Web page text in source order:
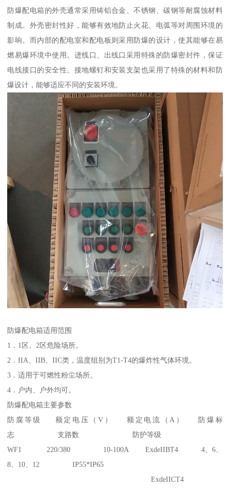
防爆配电箱的外壳通常采用铸铝合金、不锈钢、碳钢等耐腐蚀材料
制成。外壳密封性好，能够有效地防止火花、电弧等对周围环境的
影响。而内部的配电室和配电板则采用防爆的设计，使其能够在易
燃易爆环境中使用。进线口、出线口采用特殊的防爆密封件，保证
电线接口的安全性。接地螺钉和安装支架也采用了特殊的材料和防
爆设计，能够适应不同的安装环境。
防爆配电箱适用范围
1．1区、2区危险场所。
2．IIA、IIB、IIC类，温度组别为T1-T4的爆炸性气体环境。
3．适用于可燃性粉尘场所。
4．户内、户外均可。
防爆配电箱主要参数
防腐等级 额定电压（V） 额定电流（A） 防爆标
志 支路数 防护等级
WF1 220/380 10-100A ExdeIIBT4 4、6、
8、10、12 IP55*IP65
ExdeIICT4